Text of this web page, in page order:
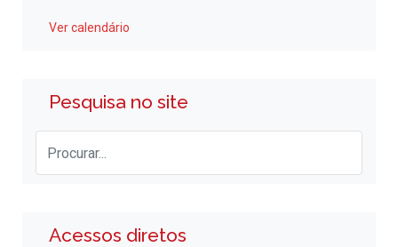
Ver calendário
Pesquisa no site
Acessos diretos